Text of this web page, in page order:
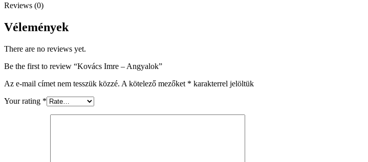
Reviews (0)
Vélemények
There are no reviews yet.
Be the first to review “Kovács Imre – Angyalok”
Az e-mail címet nem tesszük közzé. A kötelező mezőket * karakterrel jelöltük
Your rating *